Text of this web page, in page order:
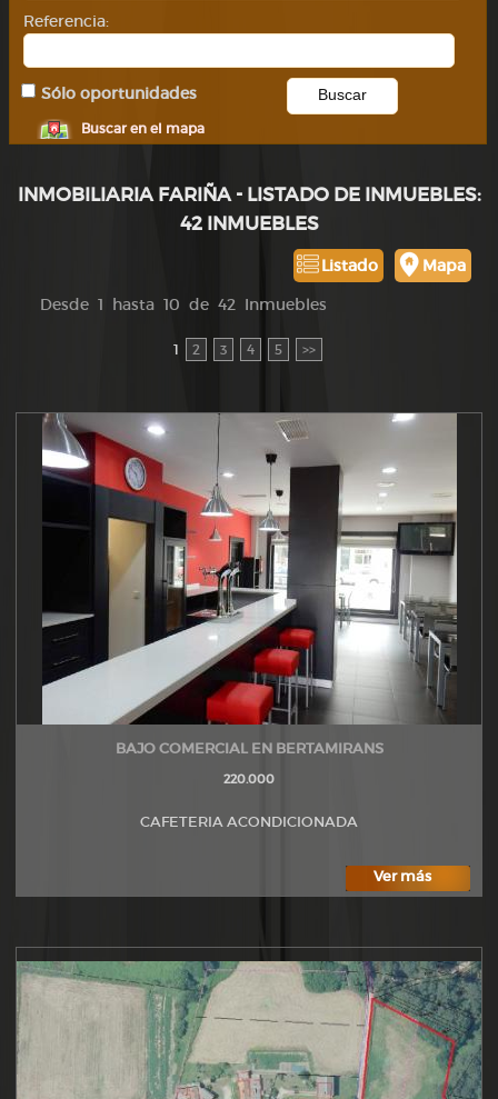
Referencia:
Sólo oportunidades
Buscar en el mapa
INMOBILIARIA FARIÑA - LISTADO DE INMUEBLES:
42 INMUEBLES
Mapa
Listado
Desde 1 hasta 10 de 42 Inmuebles
1 2 3 4 5 >>
BAJO COMERCIAL EN BERTAMIRANS
220.000
CAFETERIA ACONDICIONADA
Ver más